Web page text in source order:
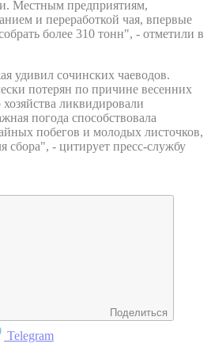
Местным предприятиям,
и переработкой чая, впервые
более 310 тонн", - отметили в
удивил сочинских чаеводов.
потерян по причине весенних
ликвидировали
погода способствовала
побегов и молодых листочков,
сбора", - цитирует пресс-службу
Поделиться
Telegram